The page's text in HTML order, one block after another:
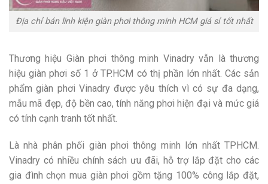
Địa chỉ bán linh kiện giàn phơi thông minh HCM giá sỉ tốt nhất
Thương hiệu Giàn phơi thông minh Vinadry vẫn là thương
hiệu giàn phơi số 1 ở TP.HCM có thị phần lớn nhất. Các sản
phẩm giàn phơi Vinadry được yêu thích vì có sự đa dạng,
mẫu mã đẹp, độ bền cao, tính năng phơi hiện đại và mức giá
có tính cạnh tranh tốt nhất.
Là nhà phân phối giàn phơi thông minh lớn nhất TPHCM.
Vinadry có nhiều chính sách ưu đãi, hỗ trợ lắp đặt cho các
gia đình chọn mua giàn phơi gồm tặng 100% công lắp đặt,